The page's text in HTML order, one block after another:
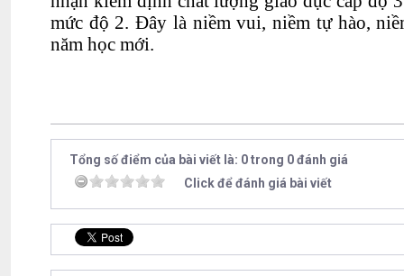
mức độ 2. Đây là niềm vui, niềm tự hào,
năm học mới.
Tổng số điểm của bài viết là: 0 trong 0 đánh giá
Click để đánh giá bài viết